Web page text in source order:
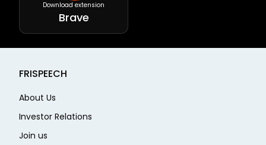
Download extension
Brave
FRISPEECH
About Us
Investor Relations
Join us